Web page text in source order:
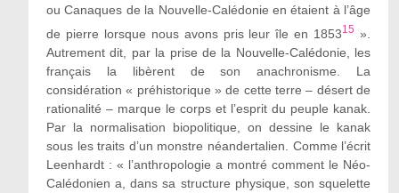
ou Canaques de la Nouvelle-Calédonie en étaient à l’âge
de pierre lorsque nous avons pris leur île en 185315 ».
Autrement dit, par la prise de la Nouvelle-Calédonie, les
français la libèrent de son anachronisme. La
considération « préhistorique » de cette terre – désert de
rationalité – marque le corps et l’esprit du peuple kanak.
Par la normalisation biopolitique, on dessine le kanak
sous les traits d’un monstre néandertalien. Comme l’écrit
Leenhardt : « l’anthropologie a montré comment le Néo-
Calédonien a, dans sa structure physique, son squelette